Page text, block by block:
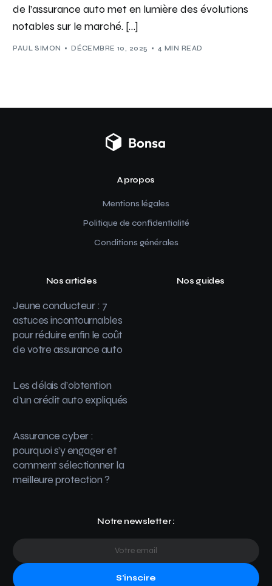
de l’assurance auto met en lumière des évolutions
notables sur le marché. […]
PAUL SIMON DÉCEMBRE 10, 2025 4 MIN READ
A propos
Mentions légales
Politique de confidentialité
Conditions générales
Nos articles
Jeune conducteur : 7
astuces incontournables
pour réduire enfin le coût
de votre assurance auto
Les délais d’obtention
d’un crédit auto expliqués
Assurance cyber :
pourquoi s’y engager et
comment sélectionner la
meilleure protection ?
Nos guides
Notre newsletter :
S'inscire